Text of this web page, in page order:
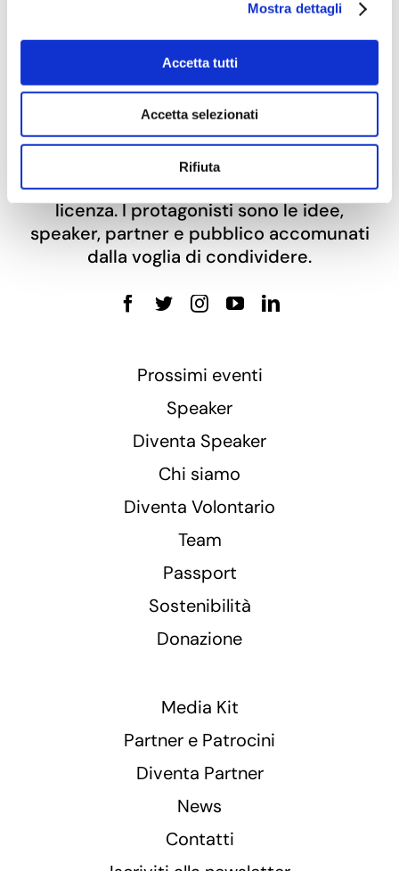
Mostra dettagli
Accetta tutti
Accetta selezionati
Rifiuta
è l’evento in stile
organizzato in modo indipendente su
licenza. I protagonisti sono le idee,
speaker, partner e pubblico accomunati
dalla voglia di condividere.
Prossimi eventi
Speaker
Diventa Speaker
Chi siamo
Diventa Volontario
Team
Passport
Sostenibilità
Donazione
Media Kit
Partner e Patrocini
Diventa Partner
News
Contatti